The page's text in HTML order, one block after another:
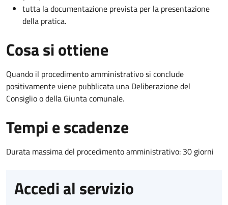
tutta la documentazione prevista per la presentazione
della pratica.
Cosa si ottiene
Quando il procedimento amministrativo si conclude
positivamente viene pubblicata una Deliberazione del
Consiglio o della Giunta comunale.
Tempi e scadenze
Durata massima del procedimento amministrativo: 30 giorni
Accedi al servizio